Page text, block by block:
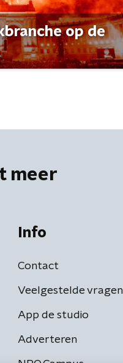
op de
meer
Info
Contact
Veelgestelde vragen
App de studio
Adverteren